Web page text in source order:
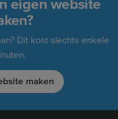
eigen website
Dit kost slechts enkele
maken